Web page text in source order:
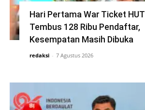
Hari Pertama War Ticket HUT
Tembus 128 Ribu Pendaftar,
Kesempatan Masih Dibuka
redaksi - 7 Agustus 2026